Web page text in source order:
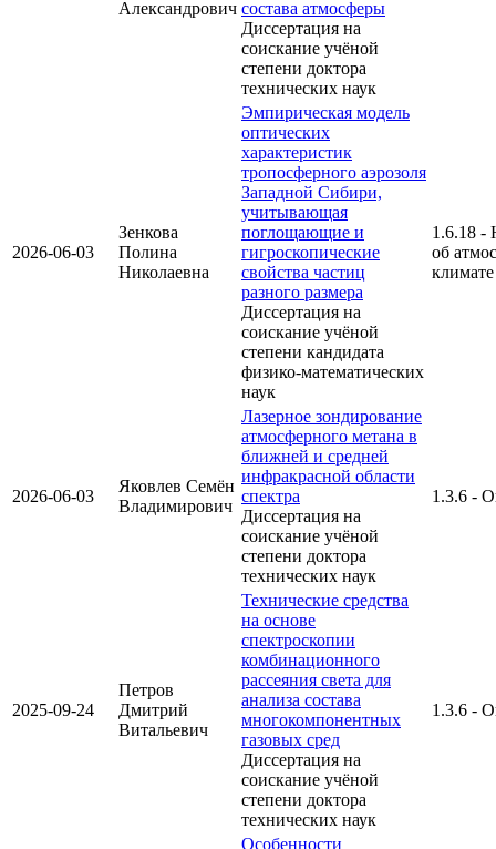
Александрович состава атмосферы
Диссертация на
соискание учёной
степени доктора
технических наук
2026-06-03
Зенкова
Полина
Николаевна
Эмпирическая модель
оптических
характеристик
тропосферного аэрозоля
Западной Сибири,
учитывающая
поглощающие и
гигроскопические
свойства частиц
разного размера
Диссертация на
соискание учёной
степени кандидата
физико-математических
наук
1.6.18 -
об
климате
2026-06-03
Яковлев Семён
Владимирович
Лазерное зондирование
атмосферного метана в
ближней и средней
инфракрасной области
спектра
Диссертация на
соискание учёной
степени доктора
технических наук
1.3.6 -
2025-09-24
Петров
Дмитрий
Витальевич
Технические средства
на основе
спектроскопии
комбинационного
рассеяния света для
анализа состава
многокомпонентных
газовых сред
Диссертация на
соискание учёной
степени доктора
технических наук
1.3.6 -
Особенности